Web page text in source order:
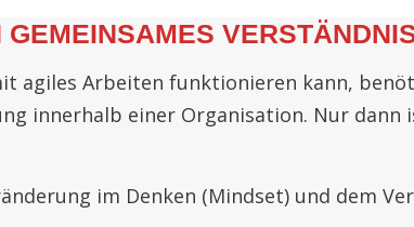
agiles Arbeiten funktionieren kann,
innerhalb einer Organisation. Nur dann
im Denken (Mindset) und dem